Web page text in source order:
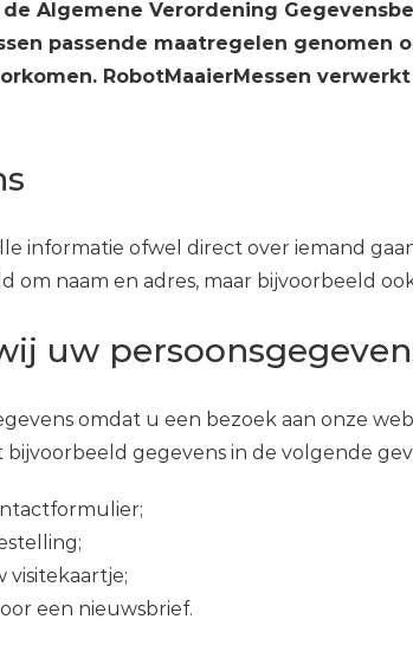
Algemene Verordening
passende maatregelen genomen
RobotMaaierMessen
informatie ofwel direct over iemand
om naam en adres, maar bijvoorbeeld
uw
omdat u een bezoek aan onze
gegevens in de volgende
visitekaartje;
een nieuwsbrief.